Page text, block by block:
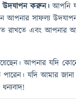
উদযাপন করুন। আপনি
আপনার সাফল্য
রাখতে এবং আপনার
আপনার যদি
পারেন। যদি আমার